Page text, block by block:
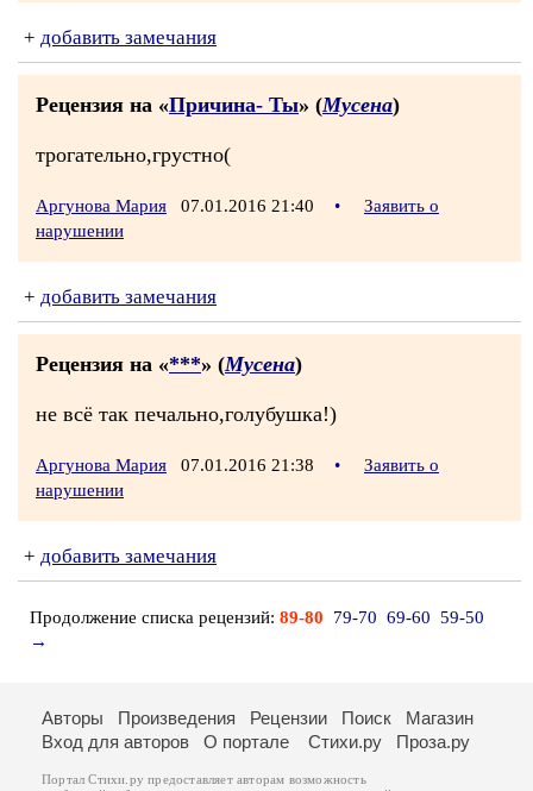
+ добавить замечания
Рецензия на «Причина- Ты» (Мусена)
трогательно,грустно(
Аргунова Мария 07.01.2016 21:40 •
Заявить о
нарушении
+ добавить замечания
Рецензия на «***» (Мусена)
не всё так печально,голубушка!)
Аргунова Мария 07.01.2016 21:38 •
Заявить о
нарушении
+ добавить замечания
Продолжение списка рецензий: 89-80 79-70 69-60 59-50
→
Авторы Произведения Рецензии Поиск
Магазин
Вход для авторов
О портале Стихи.ру Проза.ру
Портал Стихи.ру предоставляет авторам возможность